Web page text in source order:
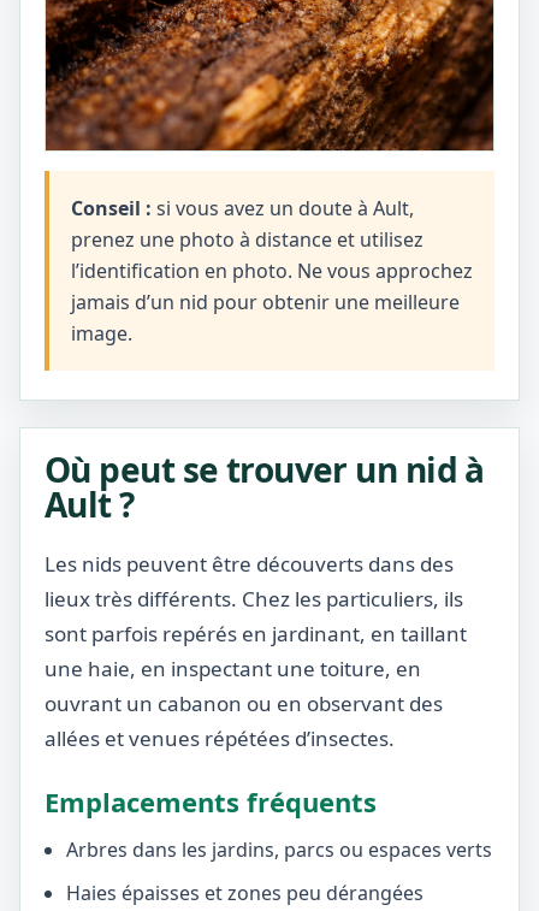
Conseil : si vous avez un doute à Ault,
prenez une photo à distance et utilisez
l’identification en photo. Ne vous approchez
jamais d’un nid pour obtenir une meilleure
image.
Où peut se trouver un nid à
Ault ?
Les nids peuvent être découverts dans des
lieux très différents. Chez les particuliers, ils
sont parfois repérés en jardinant, en taillant
une haie, en inspectant une toiture, en
ouvrant un cabanon ou en observant des
allées et venues répétées d’insectes.
Emplacements fréquents
Arbres dans les jardins, parcs ou espaces verts
Haies épaisses et zones peu dérangées